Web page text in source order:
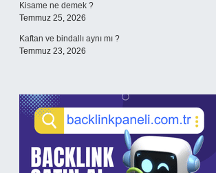
Kisame ne demek ?
Temmuz 25, 2026
Kaftan ve bindallı aynı mı ?
Temmuz 23, 2026